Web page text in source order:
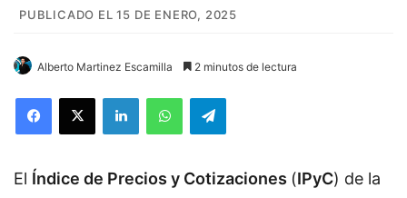
PUBLICADO EL 15 DE ENERO, 2025
Alberto Martinez Escamilla 2 minutos de lectura
El Índice de Precios y Cotizaciones (IPyC) de la